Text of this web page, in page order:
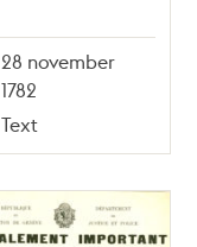
28 november
1782
Text